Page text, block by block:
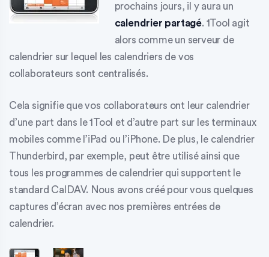
prochains jours, il y aura un
calendrier partagé. 1Tool agit
alors comme un serveur de
calendrier sur lequel les calendriers de vos
collaborateurs sont centralisés.
Cela signifie que vos collaborateurs ont leur calendrier
d’une part dans le 1Tool et d’autre part sur les terminaux
mobiles comme l’iPad ou l’iPhone. De plus, le calendrier
Thunderbird, par exemple, peut être utilisé ainsi que
tous les programmes de calendrier qui supportent le
standard CalDAV. Nous avons créé pour vous quelques
captures d’écran avec nos premières entrées de
calendrier.